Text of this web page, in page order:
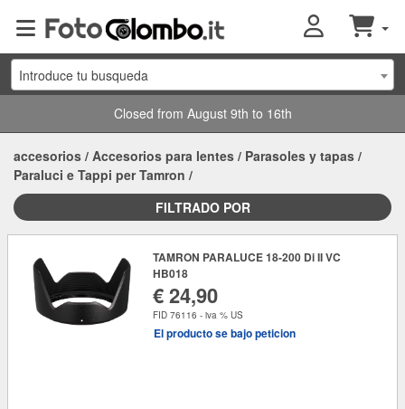
Introduce tu busqueda
Closed from August 9th to 16th
accesorios / Accesorios para lentes / Parasoles y tapas /
Paraluci e Tappi per Tamron /
FILTRADO POR
TAMRON PARALUCE 18-200 Di II VC
HB018
€ 24,90
FID 76116 - iva % US
El producto se bajo peticion